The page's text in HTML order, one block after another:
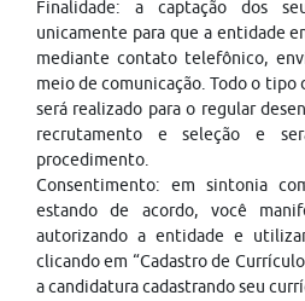
Finalidade: a captação dos
unicamente para que a entidade
mediante contato telefônico,
meio de comunicação. Todo o tipo
será realizado para o regular
recrutamento e seleção e
procedimento.
Consentimento: em sintonia
estando de acordo, você
autorizando a entidade e
clicando em “Cadastro de
a candidatura cadastrando seu